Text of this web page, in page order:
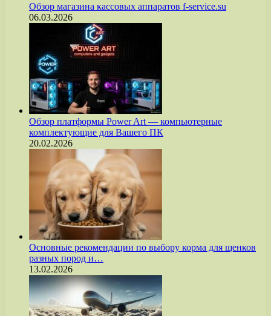
Обзор магазина кассовых аппаратов f-service.su
06.03.2026
Обзор платформы Power Art — компьютерные
комплектующие для Вашего ПК
20.02.2026
Основные рекомендации по выбору корма для щенков
разных пород и…
13.02.2026